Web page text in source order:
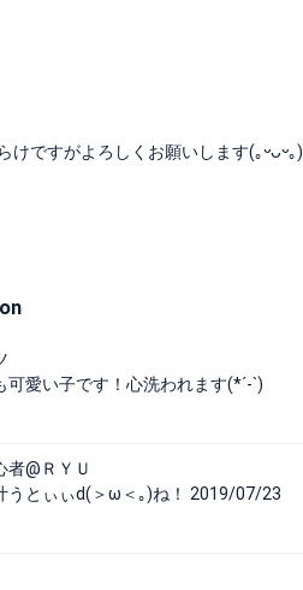
けですがよろしくお願いします(｡ᵕᴗᵕ｡)
可愛い子です！心洗われます(*´-`)
者@ＲＹＵ
うとぃぃd(＞ω＜｡)ね！ 2019/07/23